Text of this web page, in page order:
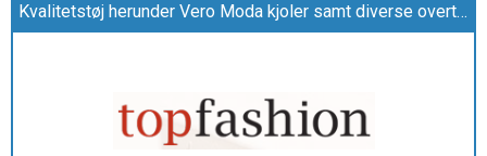
Kvalitetstøj herunder Vero Moda kjoler samt diverse overtøj til kvinder udbydes hos topfashion